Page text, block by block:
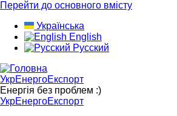
Перейти до основного вмісту
Українська
English
Русский
УкрЕнергоЕкспорт
Енергія без проблем :)
УкрЕнергоЕкспорт